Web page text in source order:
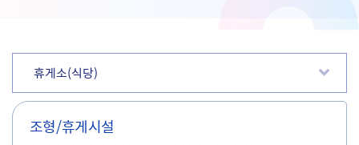
휴게소(식당)
조형/휴게시설